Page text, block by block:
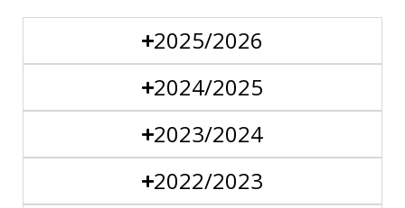
2025/2026
2024/2025
2023/2024
2022/2023